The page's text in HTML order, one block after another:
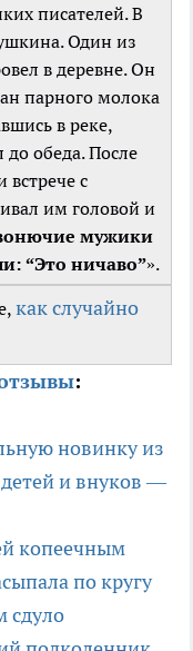
писателей. В
Один из
в деревне. Он
парного молока
в реке,
обеда. После
с
им головой и
мужики
“Это ничаво”».
как случайно
:
новинку из
и внуков —
копеечным
по кругу
сдуло